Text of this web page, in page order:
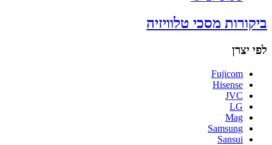
ביקורות מסכי טלוויזיה
לפי יצרן
Fujicom
Hisense
JVC
LG
Mag
Samsung
Sansui